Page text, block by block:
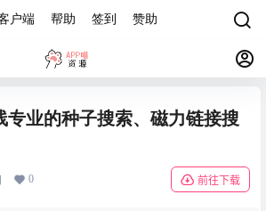
户端 帮助 签到 赞助
专业的种子搜索、磁力链接搜
0 前往下载